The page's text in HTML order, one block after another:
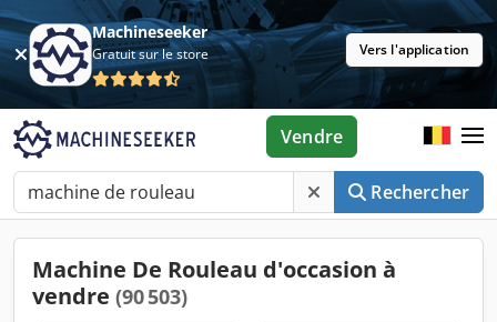
Machineseeker
Gratuit sur le store Vers l'application
Rechercher
Vendre
Machine De Rouleau d'occasion à
vendre (90 503)